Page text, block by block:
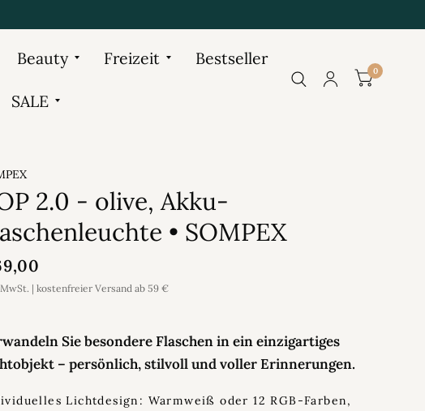
Beauty Freizeit Bestseller
SALE
0
2.0 - olive, Akku-
• SOMPEX
| kostenfreier Versand ab 59 €
Sie besondere Flaschen in ein einzigartiges
– persönlich, stilvoll und voller Erinnerungen.
Lichtdesign: Warmweiß oder 12 RGB-Farben,